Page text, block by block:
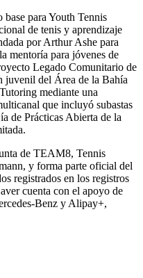
base para Youth Tennis
de tenis y aprendizaje
por Arthur Ashe para
mentoría para jóvenes de
Legado Comunitario de
juvenil del Área de la Bahía
mediante una
que incluyó subastas
de Prácticas Abierta de la
de TEAM8, Tennis
y forma parte oficial del
registrados en los registros
cuenta con el apoyo de
Benz y Alipay+,